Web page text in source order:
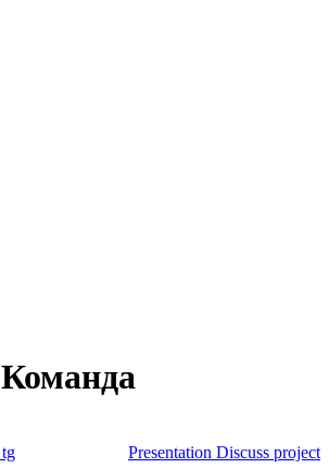
Команда
tg Presentation Discuss project